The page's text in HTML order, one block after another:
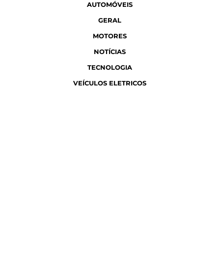
AUTOMÓVEIS
GERAL
MOTORES
NOTÍCIAS
TECNOLOGIA
VEÍCULOS ELETRICOS